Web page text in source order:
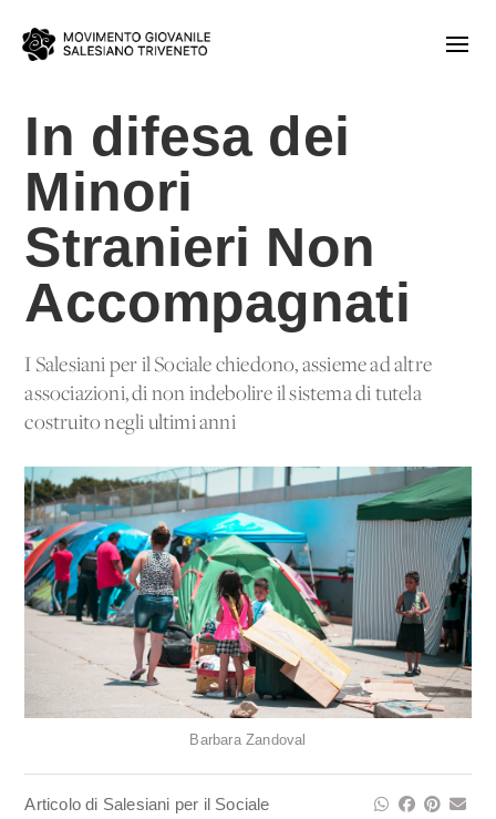
In difesa dei
Minori
Stranieri Non
Accompagnati
I Salesiani per il Sociale chiedono, assieme ad altre
associazioni, di non indebolire il sistema di tutela
costruito negli ultimi anni
Barbara Zandoval
Articolo di Salesiani per il Sociale